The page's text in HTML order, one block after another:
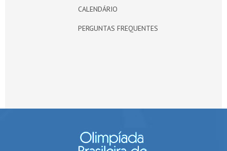
CALENDÁRIO
PERGUNTAS FREQUENTES